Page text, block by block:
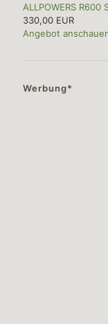
ALLPOWERS
330,00 EUR
Angebot
Werbung*